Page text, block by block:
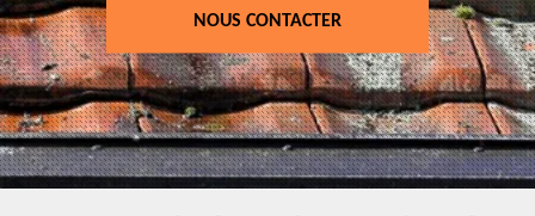
NOUS CONTACTER